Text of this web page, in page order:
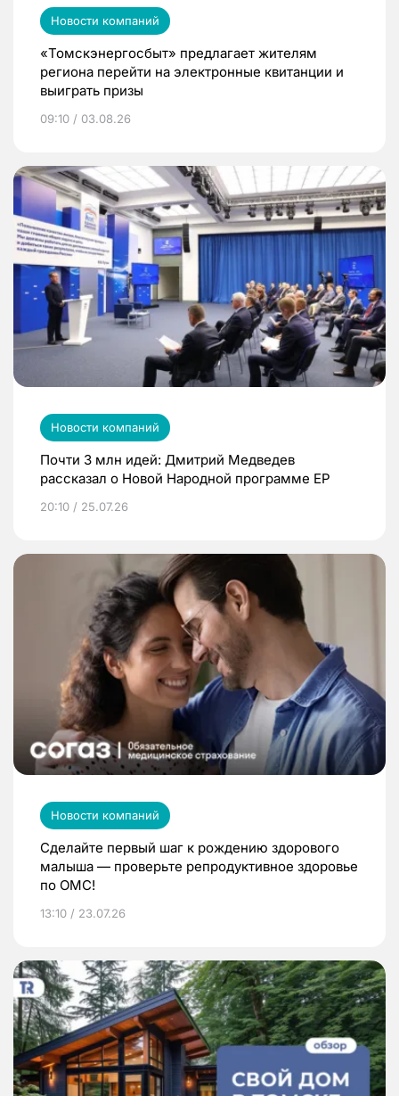
Новости компаний
«Томскэнергосбыт» предлагает жителям
региона перейти на электронные квитанции и
выиграть призы
09:10 / 03.08.26
Новости компаний
Почти 3 млн идей: Дмитрий Медведев
рассказал о Новой Народной программе ЕР
20:10 / 25.07.26
Новости компаний
Сделайте первый шаг к рождению здорового
малыша — проверьте репродуктивное здоровье
по ОМС!
13:10 / 23.07.26